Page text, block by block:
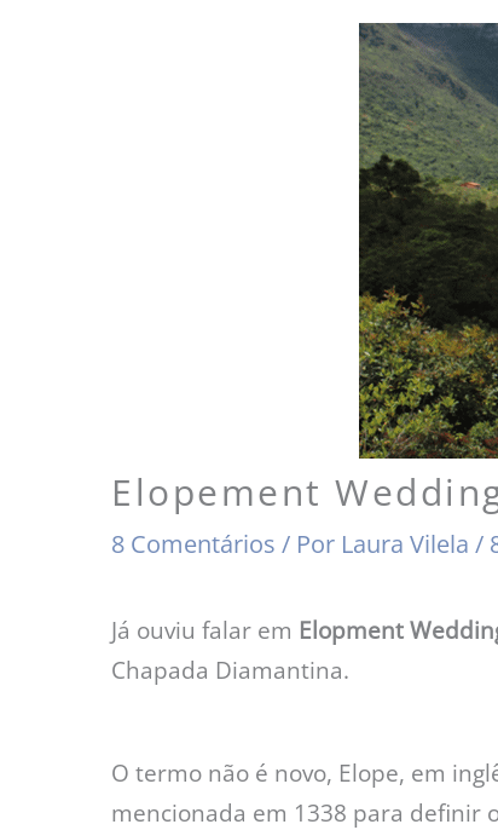
Elopement
8 Comentários / Por Laura Vilela /
Já ouviu falar em Elopment
Chapada Diamantina.
O termo não é novo, Elope, em
mencionada em 1338 para definir